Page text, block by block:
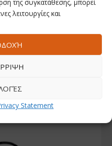
της συγκατάθεσης, μπορεί
λειτουργίες και
Statement